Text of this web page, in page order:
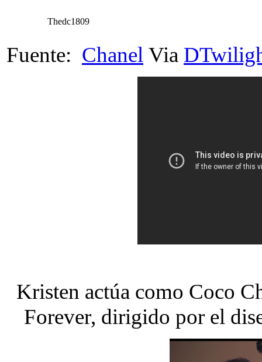
Thedc1809
Fuente: Chanel Via
Kristen actúa como Coco
Forever, dirigido por el